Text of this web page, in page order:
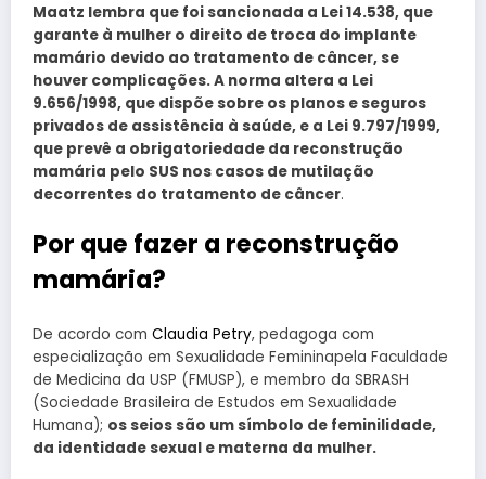
Maatz lembra que foi sancionada a Lei 14.538, que
garante à mulher o direito de troca do implante
mamário devido ao tratamento de câncer, se
houver complicações. A norma altera a Lei
9.656/1998, que dispõe sobre os planos e seguros
privados de assistência à saúde, e a Lei 9.797/1999,
que prevê a obrigatoriedade da reconstrução
mamária pelo SUS nos casos de mutilação
decorrentes do tratamento de câncer.
Por que fazer a reconstrução
mamária?
De acordo com Claudia Petry, pedagoga com
especialização em Sexualidade Femininapela Faculdade
de Medicina da USP (FMUSP), e membro da SBRASH
(Sociedade Brasileira de Estudos em Sexualidade
Humana); os seios são um símbolo de feminilidade,
da identidade sexual e materna da mulher.